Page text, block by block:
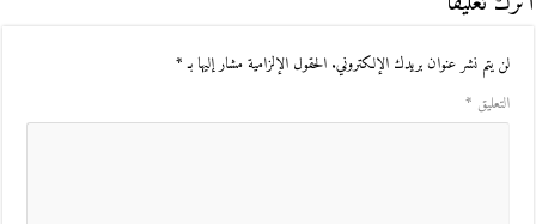
لن يتم نشر عنوان بريدك الإلكتروني. الحقول الإلزامية مشار إليها بـ*
التعليق *